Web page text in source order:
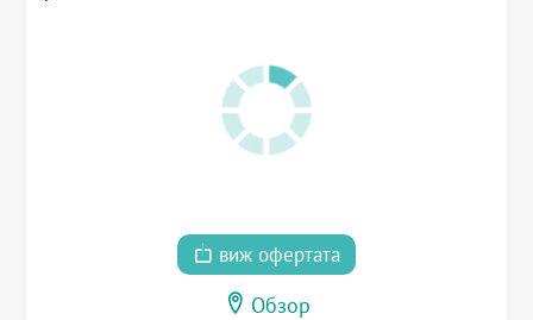
виж офертата
Обзор